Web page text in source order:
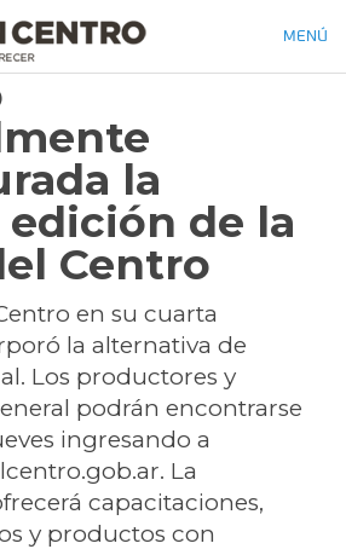
MENÚ
la
de la
Centro
en su cuarta
la alternativa de
Los productores y
podrán encontrarse
ingresando a
La
capacitaciones,
y productos con